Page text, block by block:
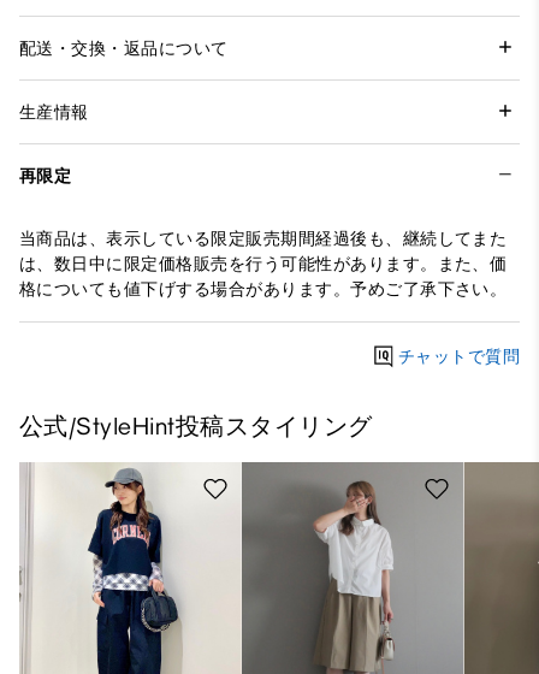
配送・交換・返品について
生産情報
再限定
当商品は、表示している限定販売期間経過後も、継続してまた
は、数日中に限定価格販売を行う可能性があります。また、価
格についても値下げする場合があります。予めご了承下さい。
チャットで質問
公式/StyleHint投稿スタイリング